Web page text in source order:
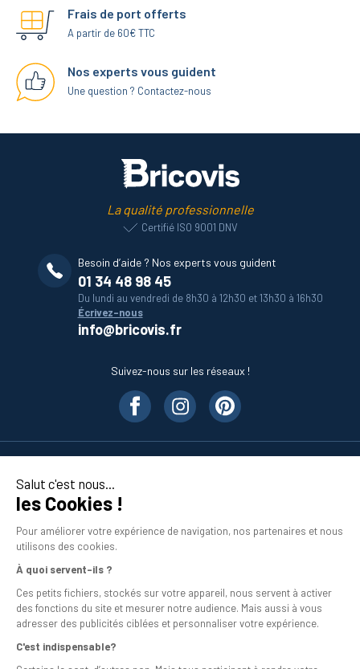
Salut c'est nous...
les Cookies !
Pour améliorer votre expérience de navigation, nos partenaires et nous
utilisons des cookies.
À quoi servent-ils ?
Ces petits fichiers, stockés sur votre appareil, nous servent à activer
des fonctions du site et mesurer notre audience. Mais aussi à vous
adresser des publicités ciblées et personnaliser votre expérience.
C'est indispensable?
Frais de port offerts
A partir de 60€ TTC
Nos experts vous guident
Une question ? Contactez-nous
La qualité professionnelle
Certifié ISO 9001 DNV
Besoin d’aide ? Nos experts vous guident
01 34 48 98 45
Du lundi au vendredi de 8h30 à 12h30 et 13h30 à 16h30
Écrivez-nous
info@bricovis.fr
Suivez-nous sur les réseaux !
En savoir plus
Mentions légales